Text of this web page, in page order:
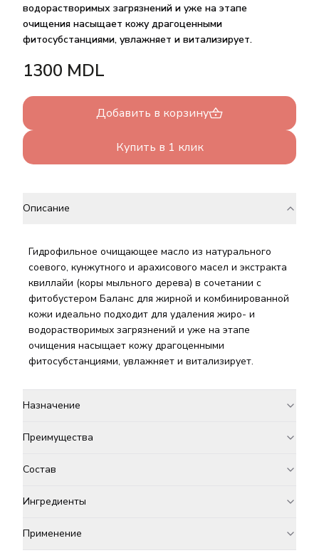
водорастворимых загрязнений и уже на этапе
очищения насыщает кожу драгоценными
фитосубстанциями, увлажняет и витализирует.
1300 MDL
Добавить в корзину
Купить в 1 клик
Описание
Гидрофильное очищающее масло из натурального
соевого, кунжутного и арахисового масел и экстракта
квиллайи (коры мыльного дерева) в сочетании с
фитобустером Баланс для жирной и комбинированной
кожи идеально подходит для удаления жиро- и
водорастворимых загрязнений и уже на этапе
очищения насыщает кожу драгоценными
фитосубстанциями, увлажняет и витализирует.
Назначение
Преимущества
Состав
Ингредиенты
Применение